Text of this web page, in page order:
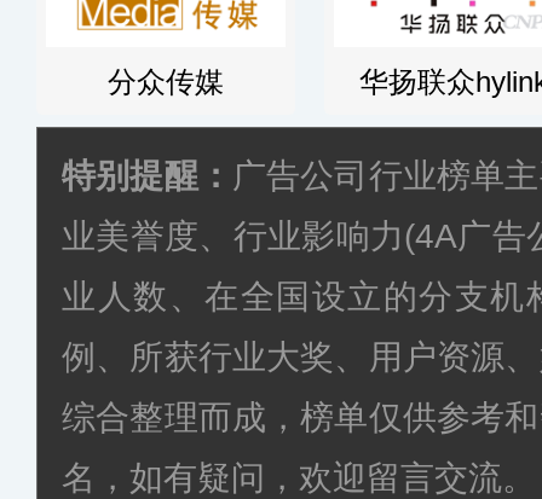
分众传媒 华扬联众
特别提醒： 广告公司行业榜单
业美誉度、行业影响力(4A广告
业人数、在全国设立的分支机
例、所获行业大奖、用户资源
综合整理而成，榜单仅供参考
名，如有疑问，欢迎留言交流。